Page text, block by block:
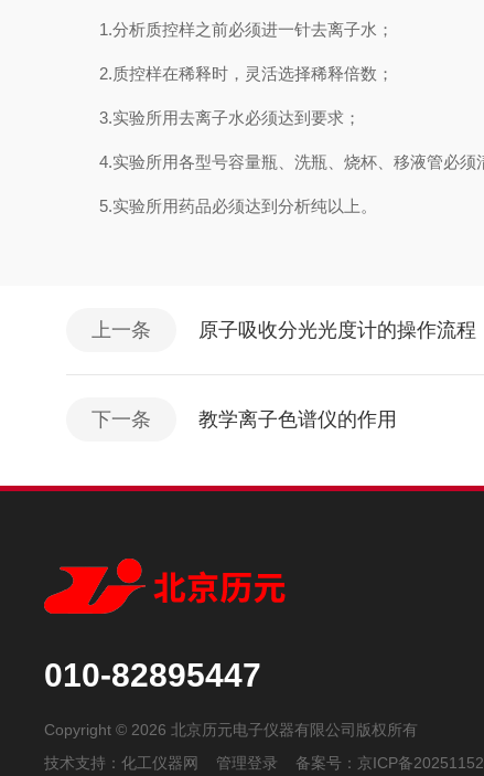
1.分析质控样之前必须进一针去离子水；
2.质控样在稀释时，灵活选择稀释倍数；
3.实验所用去离子水必须达到要求；
4.实验所用各型号容量瓶、洗瓶、烧杯、移液管必须
5.实验所用药品必须达到分析纯以上。
上一条 原子吸收分光光度计的操作流程
下一条 教学离子色谱仪的作用
010-82895447
Copyright © 2026 北京历元电子仪器有限公司版权所有
技术支持：化工仪器网 管理登录 备案号： 京ICP备